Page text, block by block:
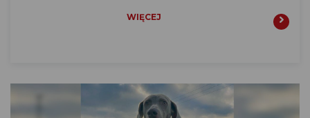
WIĘCEJ